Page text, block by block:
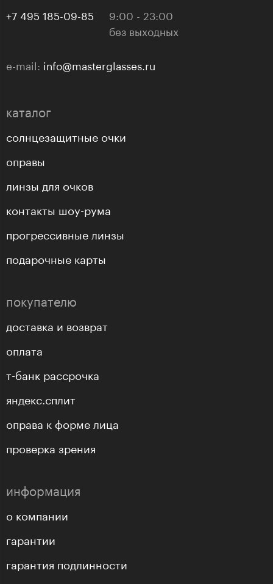
+7 495 185-09-85
9:00 - 23:00
без выходных
e-mail: info@masterglasses.ru
каталог
солнцезащитные очки
оправы
линзы для очков
контакты шоу-рума
прогрессивные линзы
подарочные карты
покупателю
доставка и возврат
оплата
т-банк рассрочка
яндекс.сплит
оправа к форме лица
проверка зрения
информация
о компании
гарантии
гарантия подлинности